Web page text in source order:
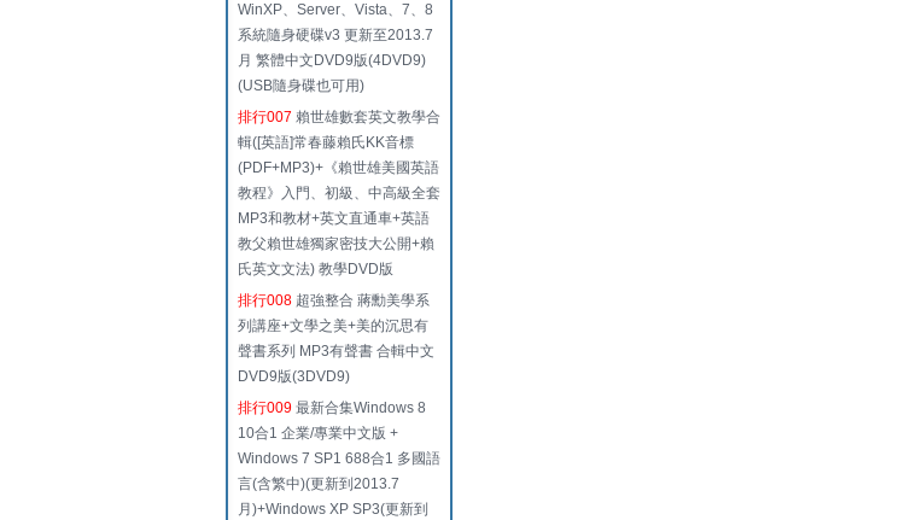
WinXP、Server、Vista、7、8
系統隨身硬碟v3 更新至2013.7
月 繁體中文DVD9版(4DVD9)
(USB隨身碟也可用)
排行007 賴世雄數套英文教學合
輯([英語]常春藤賴氏KK音標
(PDF+MP3)+《賴世雄美國英語
教程》入門、初級、中高級全套
MP3和教材+英文直通車+英語
教父賴世雄獨家密技大公開+賴
氏英文文法) 教學DVD版
排行008 超強整合 蔣勳美學系
列講座+文學之美+美的沉思有
聲書系列 MP3有聲書 合輯中文
DVD9版(3DVD9)
排行009 最新合集Windows 8
10合1 企業/專業中文版 +
Windows 7 SP1 688合1 多國語
言(含繁中)(更新到2013.7
月)+Windows XP SP3(更新到